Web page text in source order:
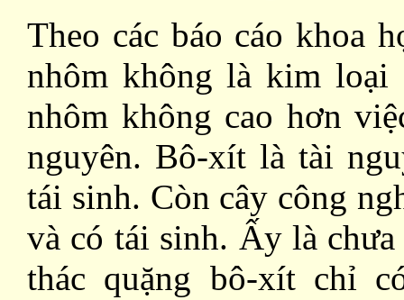
Theo các báo cáo khoa
nhôm không là kim
nhôm không cao hơn
nguyên. Bô-xít là tài
tái sinh. Còn cây công
và có tái sinh. Ấy là
thác quặng bô-xít chỉ